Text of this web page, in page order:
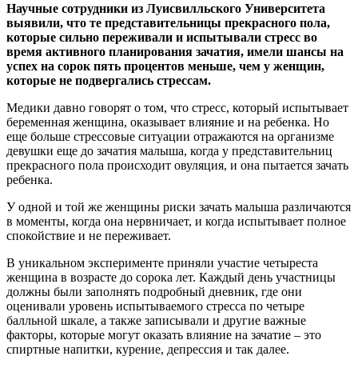
Научные сотрудники из Луисвилльского Университета
выявили, что те представительницы прекрасного пола,
которые сильно переживали и испытывали стресс во
время активного планирования зачатия, имели шансы на
успех на сорок пять процентов меньше, чем у женщин,
которые не подвергались стрессам.
Медики давно говорят о том, что стресс, который испытывает
беременная женщина, оказывает влияние и на ребенка. Но
еще больше стрессовые ситуации отражаются на организме
девушки еще до зачатия малыша, когда у представительниц
прекрасного пола происходит овуляция, и она пытается зачать
ребенка.
У одной и той же женщины риски зачать малыша различаются
в моменты, когда она нервничает, и когда испытывает полное
спокойствие и не переживает.
В уникальном эксперименте приняли участие четыреста
женщина в возрасте до сорока лет. Каждый день участницы
должны были заполнять подробный дневник, где они
оценивали уровень испытываемого стресса по четыре
балльной шкале, а также записывали и другие важные
факторы, которые могут оказать влияние на зачатие – это
спиртные напитки, курение, депрессия и так далее.